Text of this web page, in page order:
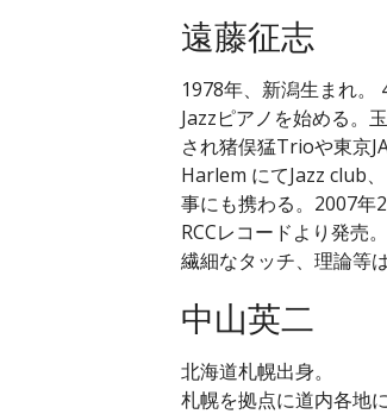
遠藤征志
1978年、新潟生まれ。
Jazzピアノを始める。
され猪俣猛Trioや東京
Harlem にてJazz club
事にも携わる。2007年
RCCレコードより発売
繊細なタッチ、理論等
中山英二
北海道札幌出身。
札幌を拠点に道内各地